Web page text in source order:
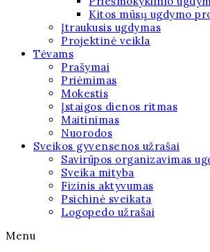
Kitos mūsų ugdymo
Įtraukusis ugdymas
Projektinė veikla
Tėvams
Prašymai
Priėmimas
Mokestis
Įstaigos dienos ritmas
Maitinimas
Nuorodos
Sveikos gyvensenos užrašai
Savirūpos organizavimas
Sveika mityba
Fizinis aktyvumas
Psichinė sveikata
Logopedo užrašai
Menu